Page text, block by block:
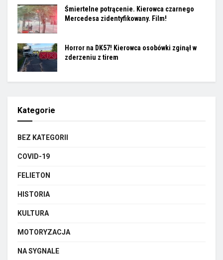
Śmiertelne potrącenie. Kierowca czarnego
Mercedesa zidentyfikowany. Film!
Horror na DK57! Kierowca osobówki zginął w
zderzeniu z tirem
Kategorie
BEZ KATEGORII
COVID-19
FELIETON
HISTORIA
KULTURA
MOTORYZACJA
NA SYGNALE